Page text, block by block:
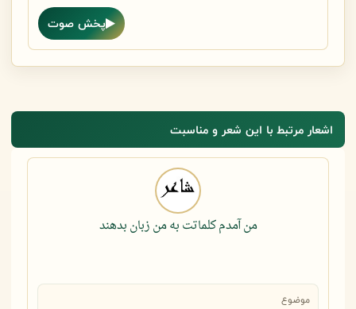
پخش صوت
اشعار مرتبط با این شعر و مناسبت
من آمدم کلماتت به من زبان بدهند
موضوع